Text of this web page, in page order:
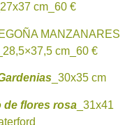
cm_60 €
MANZANARES
cm_60 €
_30x35 cm
de flores rosa_31x41